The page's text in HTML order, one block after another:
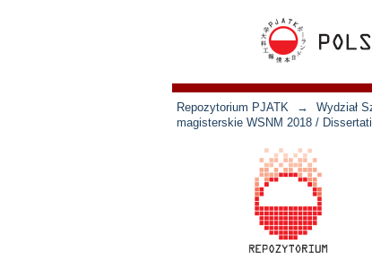
Repozytorium PJATK → Wydział
magisterskie WSNM 2018 /